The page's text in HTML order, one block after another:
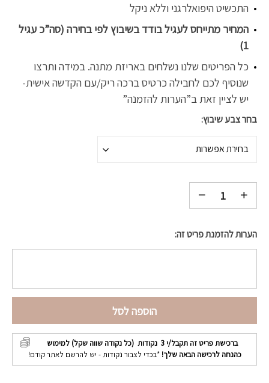
התכשיט היפואלרגני וללא ניקל
המחיר מתייחס לעגיל בודד בשיבוץ לפי בחירה (סה”כ עגיל
1)
כל הפריטים שלנו נשלחים באריזת מתנה. במידה ותרצו
שנוסיף לכם לחבילה כרטיס ברכה ריק/עם הקדשה אישית-
יש לציין זאת ב”הערות להזמנה”
בחר צבע שיבוץ
בחירת אפשרות
הערות להזמנת פריט זה:
הוספה לסל
ברכישת פריט זה תקבל/י 3 נקודות (כל נקודה שווה שקל) למימוש
כהנחה לרכישה הבאה שלך! *בכדי לצבור נקודות - יש להרשם לאתר קודם!